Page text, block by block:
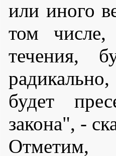
или иного
том числе,
течения,
будет
закона", -